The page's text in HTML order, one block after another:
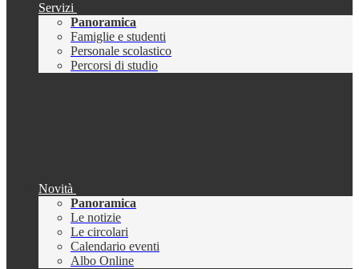
Servizi
Panoramica
Famiglie e studenti
Personale scolastico
Percorsi di studio
Novità
Panoramica
Le notizie
Le circolari
Calendario eventi
Albo Online